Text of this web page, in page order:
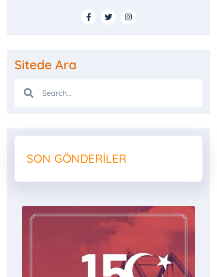
Sitede Ara
SON GÖNDERILER